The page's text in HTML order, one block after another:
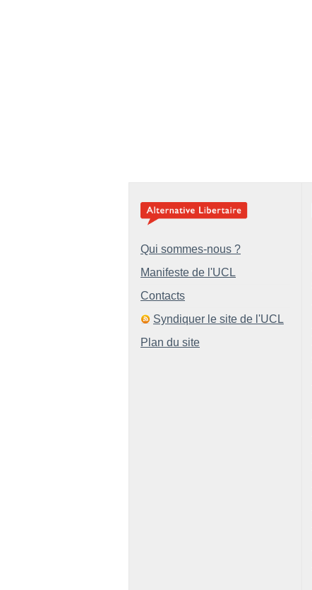
Qui sommes-nous ?
Manifeste de l'UCL
Contacts
Syndiquer le site de l'UCL
Plan du site